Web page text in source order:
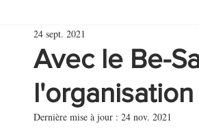
gourmandises - les gâteaux du b
gourmandises - plaisirs d'enfan
Avec le Be-
l'organisation
24 sept. 2021
Dernière mise à jour : 24 nov. 2021